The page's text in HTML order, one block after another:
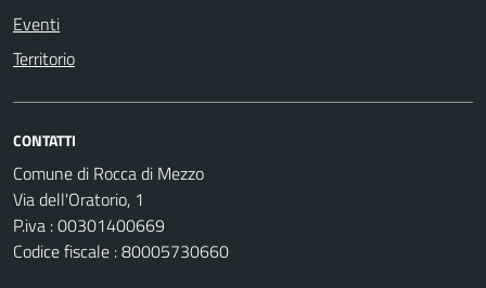
Eventi
Territorio
CONTATTI
Comune di Rocca di Mezzo
Via dell'Oratorio, 1
P.iva : 00301400669
Codice fiscale : 80005730660